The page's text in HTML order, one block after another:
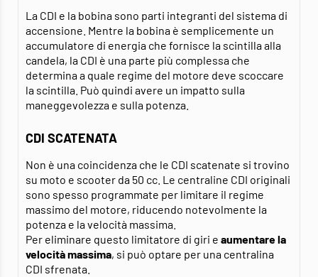
La CDI e la bobina sono parti integranti del sistema di
accensione. Mentre la bobina è semplicemente un
accumulatore di energia che fornisce la scintilla alla
candela, la CDI è una parte più complessa che
determina a quale regime del motore deve scoccare
la scintilla. Può quindi avere un impatto sulla
maneggevolezza e sulla potenza.
CDI SCATENATA
Non è una coincidenza che le CDI scatenate si trovino
su moto e scooter da 50 cc. Le centraline CDI originali
sono spesso programmate per limitare il regime
massimo del motore, riducendo notevolmente la
potenza e la velocità massima.
Per eliminare questo limitatore di giri e aumentare la
velocità massima, si può optare per una centralina
CDI sfrenata.